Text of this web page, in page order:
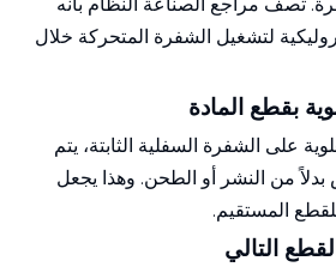
لتشغيل الشفرة المتحركة خلال
على الشفرة السفلية الثابتة، يتم
من النشر أو الطحن. وهذا يجعل
المستقيم.